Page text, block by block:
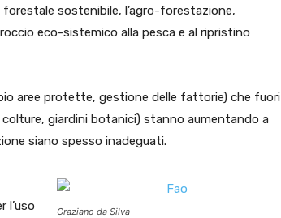
sostenibile, l’agro-forestazione,
eco-sistemico alla pesca e al ripristino
aree protette, gestione delle fattorie) che fuori
giardini botanici) stanno aumentando a
siano spesso inadeguati.
Graziano da Silva
l’uso